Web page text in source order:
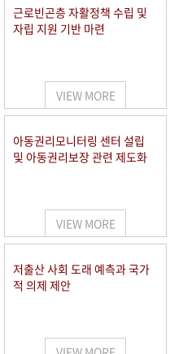
근로빈곤층 자활정책 수립 및
자립 지원 기반 마련
VIEW MORE
아동권리모니터링 센터 설립
및 아동권리보장 관련 제도화
VIEW MORE
저출산 사회 도래 예측과 국가
적 의제 제안